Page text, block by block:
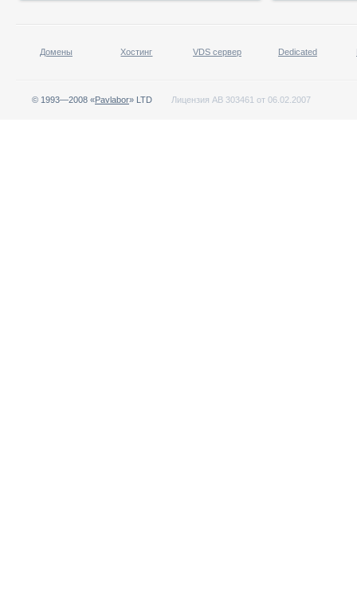
Домены Хостинг VDS сервер Dedicated
© 1993—2008 «Pavlabor» LTD Лицензия АВ 303461 от 06.02.2007